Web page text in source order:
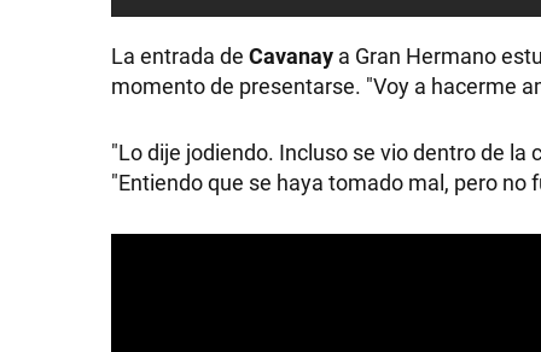
La entrada de Cavanay a Gran Hermano
momento de presentarse. "Voy a hacerme
"Lo dije jodiendo. Incluso se vio dentro de la
"Entiendo que se haya tomado mal, pero no
GRAN
HERMANO
SALUD